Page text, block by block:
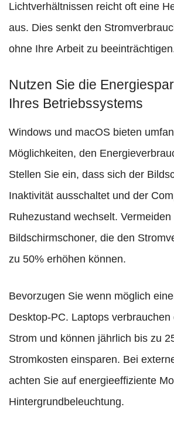
Lichtverhältnissen reicht oft eine
aus. Dies senkt den
ohne Ihre Arbeit zu
Nutzen Sie die
Ihres Betriebssystems
Windows und macOS bieten
Möglichkeiten, den
Stellen Sie ein, dass sich der
Inaktivität ausschaltet und der
Ruhezustand wechselt. Vermeiden
Bildschirmschoner, die den
zu 50% erhöhen können.
Bevorzugen Sie wenn möglich
Desktop-PC. Laptops
Strom und können jährlich bis zu
Stromkosten einsparen. Bei
achten Sie auf energieeffiziente
Hintergrundbeleuchtung.